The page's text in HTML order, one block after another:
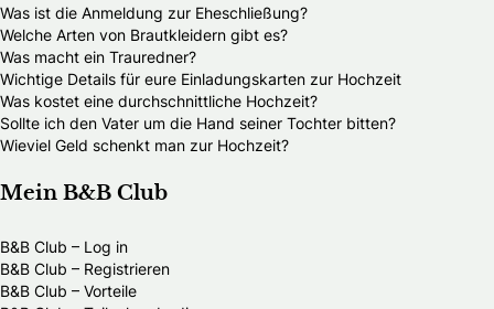
Was ist die Anmeldung zur Eheschließung?
Welche Arten von Brautkleidern gibt es?
Was macht ein Trauredner?
Wichtige Details für eure Einladungskarten zur Hochzeit
Was kostet eine durchschnittliche Hochzeit?
Sollte ich den Vater um die Hand seiner Tochter bitten?
Wieviel Geld schenkt man zur Hochzeit?
Mein B&B Club
B&B Club – Log in
B&B Club – Registrieren
B&B Club – Vorteile